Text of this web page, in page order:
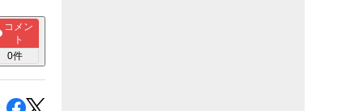
コメン
ト
0件